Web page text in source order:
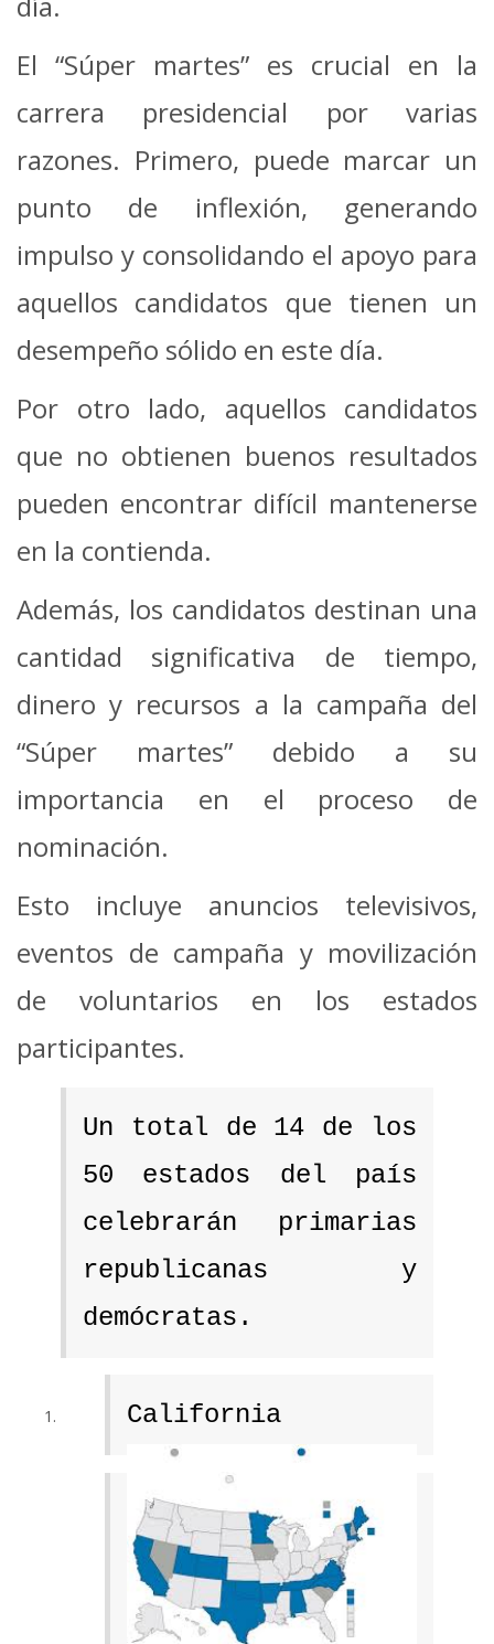
El “Súper martes” es crucial en la
carrera presidencial por varias
razones. Primero, puede marcar un
punto de inflexión, generando
impulso y consolidando el apoyo para
aquellos candidatos que tienen un
desempeño sólido en este día.
Por otro lado, aquellos candidatos
que no obtienen buenos resultados
pueden encontrar difícil mantenerse
en la contienda.
Además, los candidatos destinan una
cantidad significativa de tiempo,
dinero y recursos a la campaña del
“Súper martes” debido a su
importancia en el proceso de
nominación.
Esto incluye anuncios televisivos,
eventos de campaña y movilización
de voluntarios en los estados
participantes.
Un total de 14 de los
50 estados del país
celebrarán primarias
republicanas y
demócratas.
California